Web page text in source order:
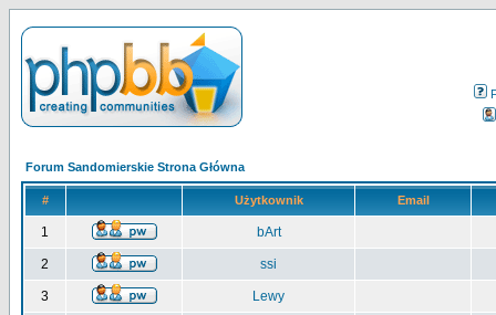
Forum Sandomierskie Strona Główna
# Użytkownik Email
1 bArt
2 ssi
3 Lewy